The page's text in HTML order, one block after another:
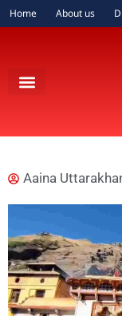
Home About us
Aaina